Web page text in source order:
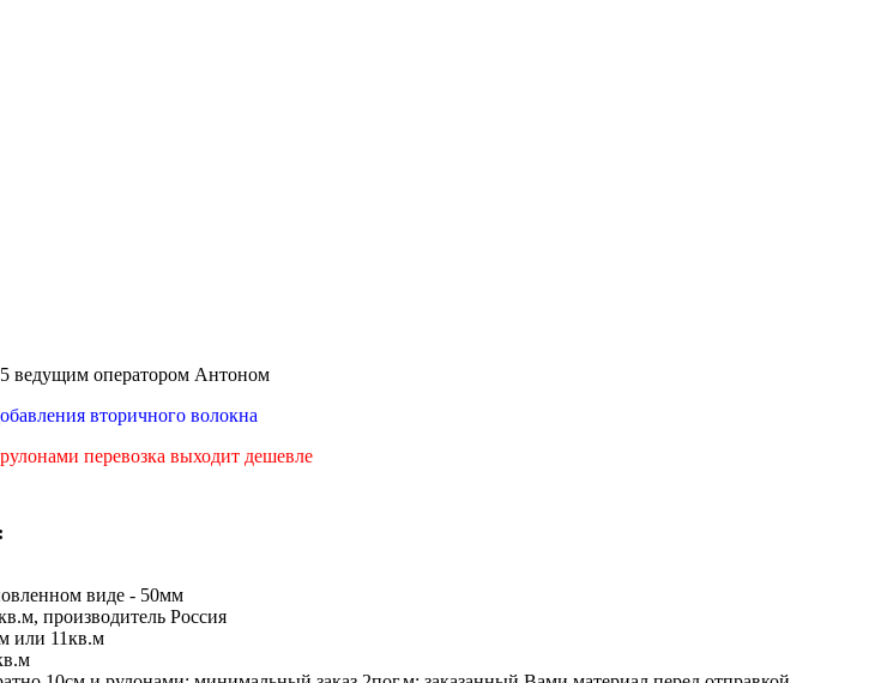
ведущим оператором Антоном
вторичного волокна
перевозка выходит дешевле
виде - 50мм
производитель Россия
или 11кв.м